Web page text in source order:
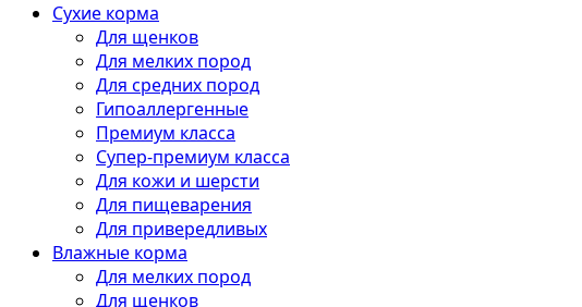
Сухие корма
Для щенков
Для мелких пород
Для средних пород
Гипоаллергенные
Премиум класса
Супер-премиум класса
Для кожи и шерсти
Для пищеварения
Для привередливых
Влажные корма
Для мелких пород
Для щенков